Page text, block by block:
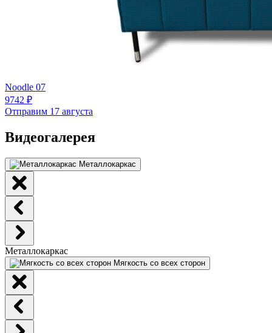
Noodle 07
9742 ₽
Отправим 17 августа
Видеогалерея
Металлокаркас
Металлокаркас
Мягкость со всех сторон